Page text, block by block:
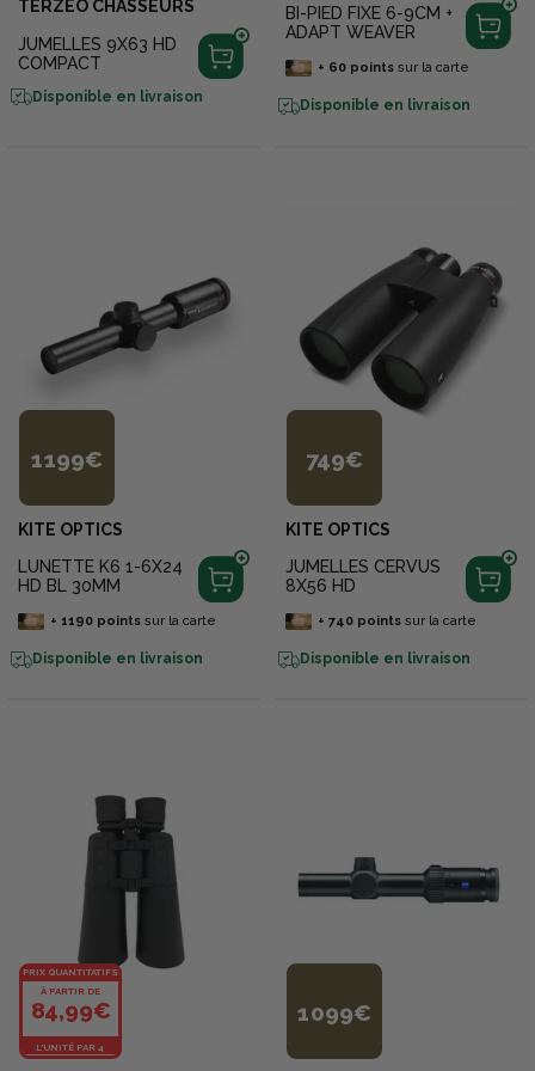
TERZEO CHASSEURS
JUMELLES 9X63 HD
COMPACT
Disponible en livraison
BI-PIED FIXE 6-9CM +
ADAPT WEAVER
+ 60pointssur la carte
Disponible en livraison
1 199€
KITE OPTICS
LUNETTE K6 1-6X24
HD BL 30MM
+ 1190pointssur la carte
Disponible en livraison
749€
KITE OPTICS
JUMELLES CERVUS
8X56 HD
+ 740pointssur la carte
Disponible en livraison
PRIX QUANTITATIFS
À PARTIR DE
84,99€
L'UNITÉ PAR 4
1 099€